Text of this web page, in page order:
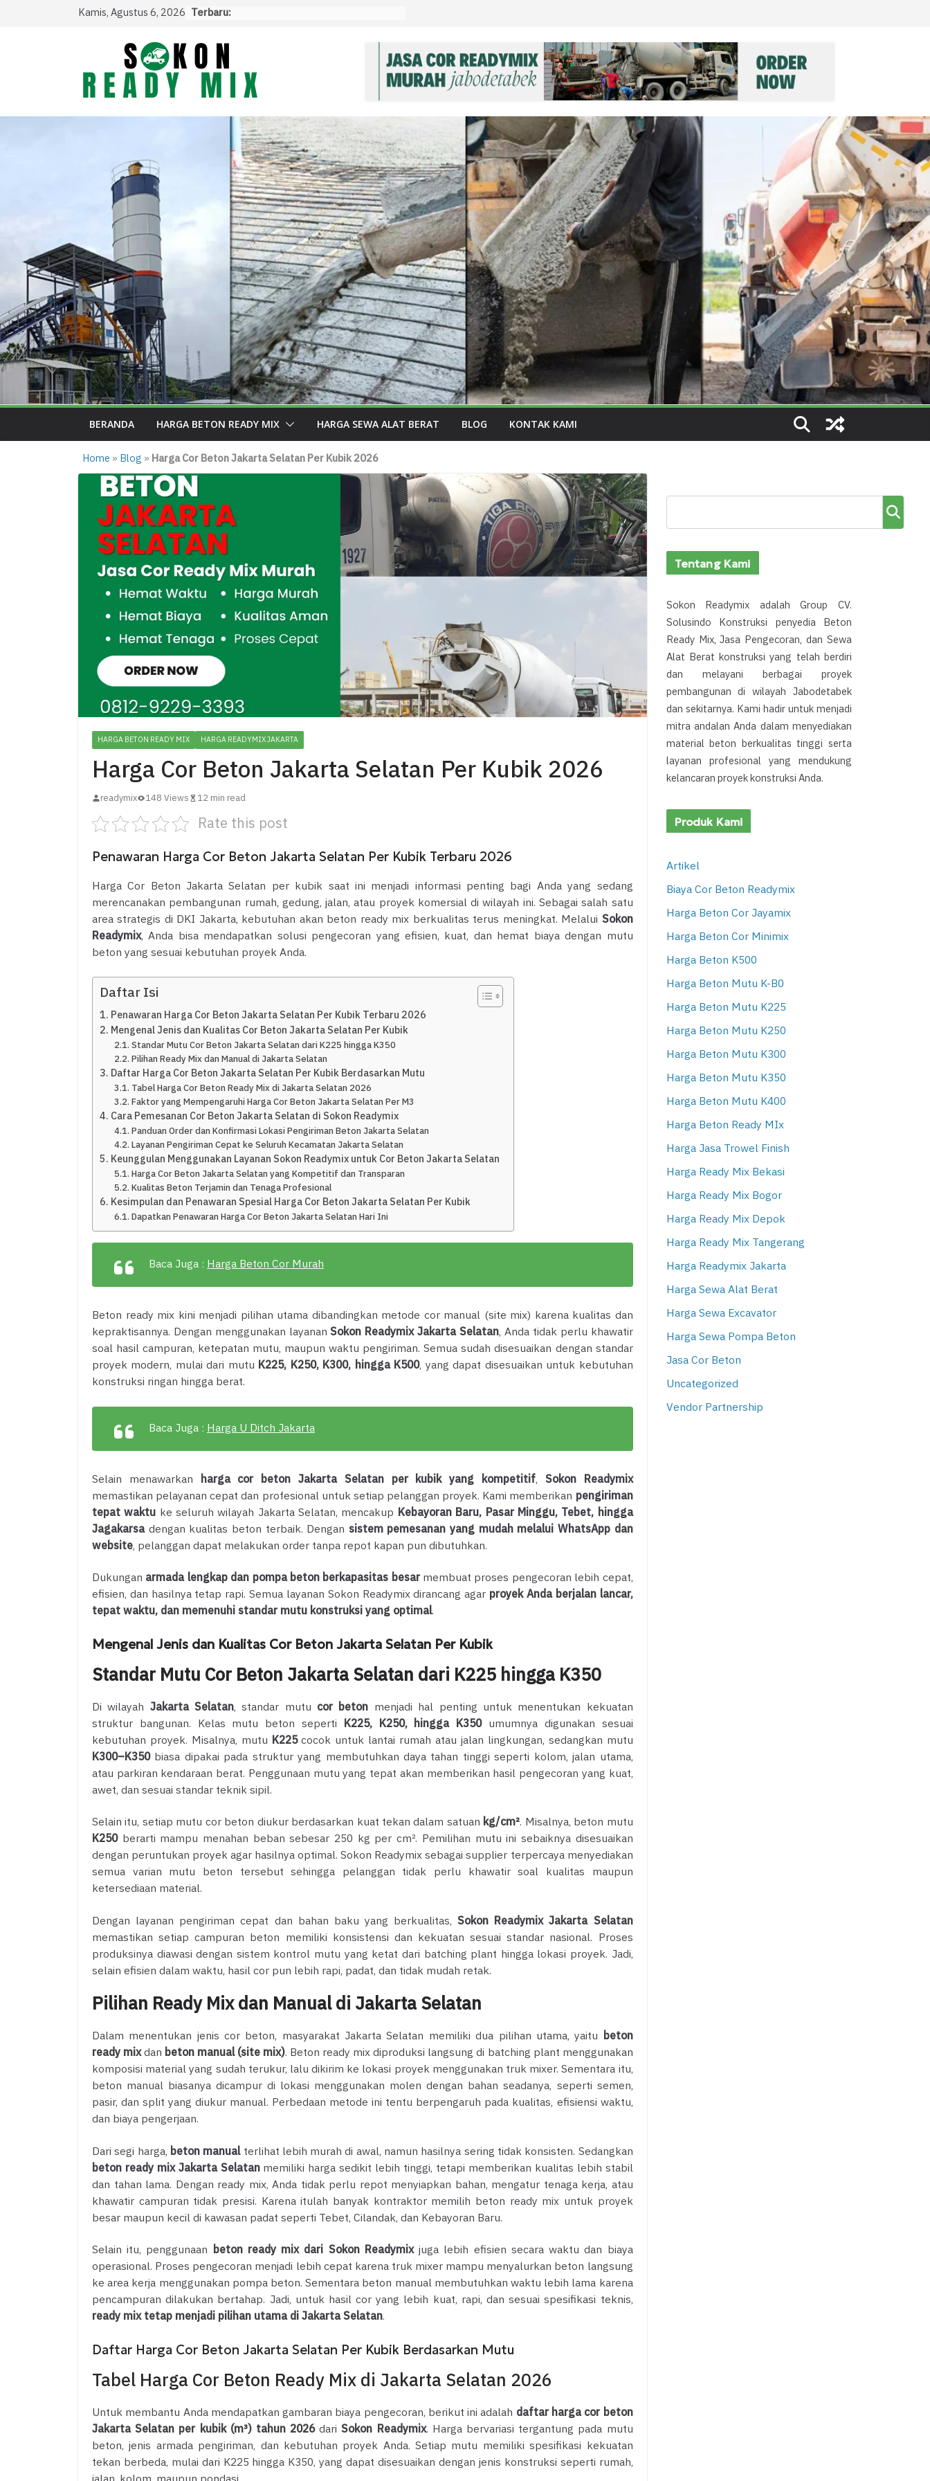
Kamis, Agustus 6, 2026 Terbaru:
BERANDA HARGA BETON READY MIX HARGA SEWA ALAT BERAT BLOG KONTAK KAMI
Home » Blog » Harga Cor Beton Jakarta Selatan Per Kubik 2026
HARGA BETON READY MIX HARGA READYMIX JAKARTA
Harga Cor Beton Jakarta Selatan Per Kubik 2026
readymix 148 Views 12 min read
Rate this post
Penawaran Harga Cor Beton Jakarta Selatan Per Kubik Terbaru 2026
Harga Cor Beton Jakarta Selatan per kubik saat ini menjadi informasi penting bagi Anda yang sedang
merencanakan pembangunan rumah, gedung, jalan, atau proyek komersial di wilayah ini. Sebagai salah satu
area strategis di DKI Jakarta, kebutuhan akan beton ready mix berkualitas terus meningkat. Melalui Sokon
Readymix, Anda bisa mendapatkan solusi pengecoran yang efisien, kuat, dan hemat biaya dengan mutu
beton yang sesuai kebutuhan proyek Anda.
Daftar Isi
Penawaran Harga Cor Beton Jakarta Selatan Per Kubik Terbaru 2026
Mengenal Jenis dan Kualitas Cor Beton Jakarta Selatan Per Kubik
Standar Mutu Cor Beton Jakarta Selatan dari K225 hingga K350
Pilihan Ready Mix dan Manual di Jakarta Selatan
Daftar Harga Cor Beton Jakarta Selatan Per Kubik Berdasarkan Mutu
Tabel Harga Cor Beton Ready Mix di Jakarta Selatan 2026
Faktor yang Mempengaruhi Harga Cor Beton Jakarta Selatan Per M3
Cara Pemesanan Cor Beton Jakarta Selatan di Sokon Readymix
Panduan Order dan Konfirmasi Lokasi Pengiriman Beton Jakarta Selatan
Layanan Pengiriman Cepat ke Seluruh Kecamatan Jakarta Selatan
Keunggulan Menggunakan Layanan Sokon Readymix untuk Cor Beton Jakarta Selatan
Harga Cor Beton Jakarta Selatan yang Kompetitif dan Transparan
Kualitas Beton Terjamin dan Tenaga Profesional
Kesimpulan dan Penawaran Spesial Harga Cor Beton Jakarta Selatan Per Kubik
Dapatkan Penawaran Harga Cor Beton Jakarta Selatan Hari Ini
Baca Juga : Harga Beton Cor Murah
Beton ready mix kini menjadi pilihan utama dibandingkan metode cor manual (site mix) karena kualitas dan
kepraktisannya. Dengan menggunakan layananSokon Readymix Jakarta Selatan, Anda tidak perlu khawatir
soal hasil campuran, ketepatan mutu, maupun waktu pengiriman. Semua sudah disesuaikan dengan standar
proyek modern, mulai dari mutu K225, K250, K300, hingga K500, yang dapat disesuaikan untuk kebutuhan
konstruksi ringan hingga berat.
Baca Juga : Harga U Ditch Jakarta
Selain menawarkan harga cor beton Jakarta Selatan per kubik yang kompetitif, Sokon Readymix
memastikan pelayanan cepat dan profesional untuk setiap pelanggan proyek. Kami memberikan pengiriman
tepat waktu ke seluruh wilayah Jakarta Selatan, mencakup Kebayoran Baru, Pasar Minggu, Tebet, hingga
Jagakarsadengan kualitas beton terbaik. Dengan sistem pemesanan yang mudah melalui WhatsApp dan
website, pelanggan dapat melakukan order tanpa repot kapan pun dibutuhkan.
Dukungan armada lengkap dan pompa beton berkapasitas besarmembuat proses pengecoran lebih cepat,
efisien, dan hasilnya tetap rapi. Semua layanan Sokon Readymix dirancang agar proyek Anda berjalan lancar,
tepat waktu, dan memenuhi standar mutu konstruksi yang optimal.
Mengenal Jenis dan Kualitas Cor Beton Jakarta Selatan Per Kubik
Standar Mutu Cor Beton Jakarta Selatan dari K225 hingga K350
Di wilayah Jakarta Selatan, standar mutu cor beton menjadi hal penting untuk menentukan kekuatan
struktur bangunan. Kelas mutu beton seperti K225, K250, hingga K350umumnya digunakan sesuai
kebutuhan proyek. Misalnya, mutu K225cocok untuk lantai rumah atau jalan lingkungan, sedangkan mutu
K300–K350biasa dipakai pada struktur yang membutuhkan daya tahan tinggi seperti kolom, jalan utama,
atau parkiran kendaraan berat. Penggunaan mutu yang tepat akan memberikan hasil pengecoran yang kuat,
awet, dan sesuai standar teknik sipil.
Selain itu, setiap mutu cor beton diukur berdasarkan kuat tekan dalam satuan kg/cm². Misalnya, beton mutu
K250berarti mampu menahan beban sebesar 250 kg per cm². Pemilihan mutu ini sebaiknya disesuaikan
dengan peruntukan proyek agar hasilnya optimal. Sokon Readymix sebagai supplier terpercaya menyediakan
semua varian mutu beton tersebut sehingga pelanggan tidak perlu khawatir soal kualitas maupun
ketersediaan material.
Dengan layanan pengiriman cepat dan bahan baku yang berkualitas,Sokon Readymix Jakarta Selatan
memastikan setiap campuran beton memiliki konsistensi dan kekuatan sesuai standar nasional. Proses
produksinya diawasi dengan sistem kontrol mutu yang ketat dari batching plant hingga lokasi proyek. Jadi,
selain efisien dalam waktu, hasil cor pun lebih rapi, padat, dan tidak mudah retak.
Pilihan Ready Mix dan Manual di Jakarta Selatan
Dalam menentukan jenis cor beton, masyarakat Jakarta Selatan memiliki dua pilihan utama, yaitu beton
ready mixdan beton manual (site mix). Beton ready mix diproduksi langsung di batching plant menggunakan
komposisi material yang sudah terukur, lalu dikirim ke lokasi proyek menggunakan truk mixer. Sementara itu,
beton manual biasanya dicampur di lokasi menggunakan molen dengan bahan seadanya, seperti semen,
pasir, dan split yang diukur manual. Perbedaan metode ini tentu berpengaruh pada kualitas, efisiensi waktu,
dan biaya pengerjaan.
Dari segi harga, beton manualterlihat lebih murah di awal, namun hasilnya sering tidak konsisten. Sedangkan
beton ready mix Jakarta Selatanmemiliki harga sedikit lebih tinggi, tetapi memberikan kualitas lebih stabil
dan tahan lama. Dengan ready mix, Anda tidak perlu repot menyiapkan bahan, mengatur tenaga kerja, atau
khawatir campuran tidak presisi. Karena itulah banyak kontraktor memilih beton ready mix untuk proyek
besar maupun kecil di kawasan padat seperti Tebet, Cilandak, dan Kebayoran Baru.
Selain itu, penggunaan beton ready mix dari Sokon Readymixjuga lebih efisien secara waktu dan biaya
operasional. Proses pengecoran menjadi lebih cepat karena truk mixer mampu menyalurkan beton langsung
ke area kerja menggunakan pompa beton. Sementara beton manual membutuhkan waktu lebih lama karena
pencampuran dilakukan bertahap. Jadi, untuk hasil cor yang lebih kuat, rapi, dan sesuai spesifikasi teknis,
ready mix tetap menjadi pilihan utama di Jakarta Selatan.
Daftar Harga Cor Beton Jakarta Selatan Per Kubik Berdasarkan Mutu
Tabel Harga Cor Beton Ready Mix di Jakarta Selatan 2026
Untuk membantu Anda mendapatkan gambaran biaya pengecoran, berikut ini adalah daftar harga cor beton
Jakarta Selatan per kubik (m³) tahun 2026dariSokon Readymix. Harga bervariasi tergantung pada mutu
beton, jenis armada pengiriman, dan kebutuhan proyek Anda. Setiap mutu memiliki spesifikasi kekuatan
tekan berbeda, mulai dari K225 hingga K350, yang dapat disesuaikan dengan jenis konstruksi seperti rumah,
Cari
Tentang Kami
Sokon Readymix adalah Group CV.
Solusindo Konstruksi penyedia Beton
Ready Mix, Jasa Pengecoran, dan Sewa
Alat Berat konstruksi yang telah berdiri
dan melayani berbagai proyek
pembangunan di wilayah Jabodetabek
dan sekitarnya. Kami hadir untuk menjadi
mitra andalan Anda dalam menyediakan
material beton berkualitas tinggi serta
layanan profesional yang mendukung
kelancaran proyek konstruksi Anda.
Produk Kami
Artikel
Biaya Cor Beton Readymix
Harga Beton Cor Jayamix
Harga Beton Cor Minimix
Harga Beton K500
Harga Beton Mutu K-B0
Harga Beton Mutu K225
Harga Beton Mutu K250
Harga Beton Mutu K300
Harga Beton Mutu K350
Harga Beton Mutu K400
Harga Beton Ready MIx
Harga Jasa Trowel Finish
Harga Ready Mix Bekasi
Harga Ready Mix Bogor
Harga Ready Mix Depok
Harga Ready Mix Tangerang
Harga Readymix Jakarta
Harga Sewa Alat Berat
Harga Sewa Excavator
Harga Sewa Pompa Beton
Jasa Cor Beton
Uncategorized
Vendor Partnership